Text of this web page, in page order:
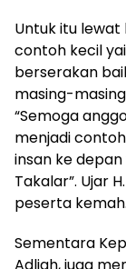
Untuk itu
contoh kecil
berserakan
masing-
“Semoga
menjadi
insan ke
Takalar”. Ujar
peserta kemah.
Sementara